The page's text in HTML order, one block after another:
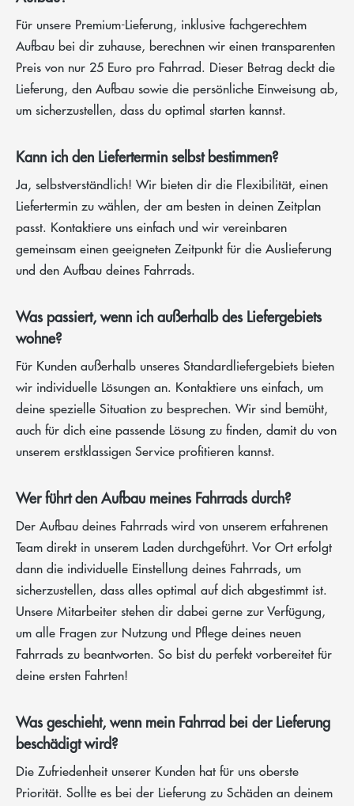
Für unsere Premium-Lieferung, inklusive fachgerechtem
Aufbau bei dir zuhause, berechnen wir einen transparenten
Preis von nur 25 Euro pro Fahrrad. Dieser Betrag deckt die
Lieferung, den Aufbau sowie die persönliche Einweisung ab,
um sicherzustellen, dass du optimal starten kannst.
Kann ich den Liefertermin selbst bestimmen?
Ja, selbstverständlich! Wir bieten dir die Flexibilität, einen
Liefertermin zu wählen, der am besten in deinen Zeitplan
passt. Kontaktiere uns einfach und wir vereinbaren
gemeinsam einen geeigneten Zeitpunkt für die Auslieferung
und den Aufbau deines Fahrrads.
Was passiert, wenn ich außerhalb des Liefergebiets
wohne?
Für Kunden außerhalb unseres Standardliefergebiets bieten
wir individuelle Lösungen an. Kontaktiere uns einfach, um
deine spezielle Situation zu besprechen. Wir sind bemüht,
auch für dich eine passende Lösung zu finden, damit du von
unserem erstklassigen Service profitieren kannst.
Wer führt den Aufbau meines Fahrrads durch?
Der Aufbau deines Fahrrads wird von unserem erfahrenen
Team direkt in unserem Laden durchgeführt. Vor Ort erfolgt
dann die individuelle Einstellung deines Fahrrads, um
sicherzustellen, dass alles optimal auf dich abgestimmt ist.
Unsere Mitarbeiter stehen dir dabei gerne zur Verfügung,
um alle Fragen zur Nutzung und Pflege deines neuen
Fahrrads zu beantworten. So bist du perfekt vorbereitet für
deine ersten Fahrten!
Was geschieht, wenn mein Fahrrad bei der Lieferung
beschädigt wird?
Die Zufriedenheit unserer Kunden hat für uns oberste
Priorität. Sollte es bei der Lieferung zu Schäden an deinem